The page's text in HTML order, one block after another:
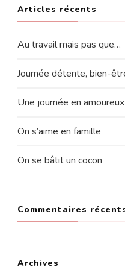
Articles récents
Au travail mais pas que…
Journée détente, bien-
Une journée en amoureux
On s’aime en famille
On se bâtit un cocon
Commentaires
Archives